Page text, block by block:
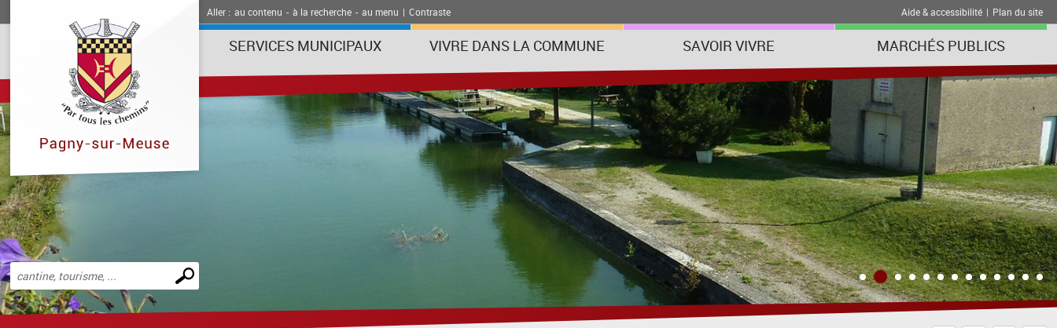
Aller : au contenu - à la recherche - au menu | Contraste Aide & accessibilité | Plan du site
SERVICES MUNICIPAUX VIVRE DANS LA COMMUNE SAVOIR VIVRE MARCHÉS PUBLICS
Effectuer
une
recherche